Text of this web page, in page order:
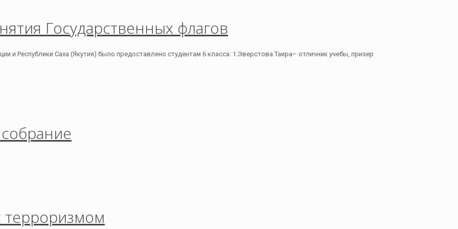
Государственных флагов
и Республики Саха (Якутия) было предоставлено студентам 6 класса: 1.Эверстова Таира– отличник учебы, призер
терроризмом